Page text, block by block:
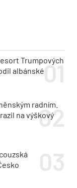
Trumpových
albánské
radním.
na výškový